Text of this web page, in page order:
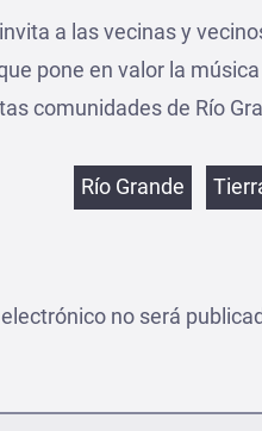
a las vecinas y
pone en valor la
comunidades de Río
Etiquetas
Río Grande
no será